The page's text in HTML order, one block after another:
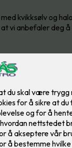
kvikksølv og
vi anbefaler deg